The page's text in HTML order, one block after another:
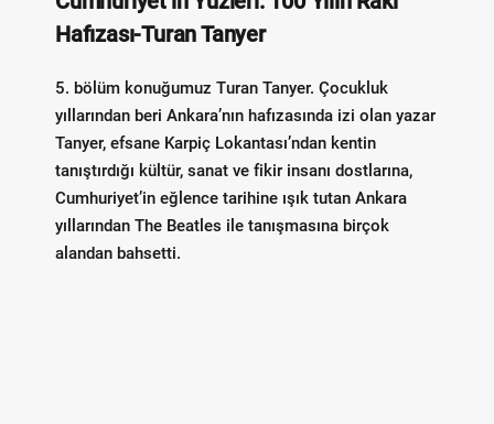
Hafızası-Turan Tanyer
5. bölüm konuğumuz Turan Tanyer. Çocukluk
yıllarından beri Ankara’nın hafızasında izi olan yazar
Tanyer, efsane Karpiç Lokantası’ndan kentin
tanıştırdığı kültür, sanat ve fikir insanı dostlarına,
Cumhuriyet’in eğlence tarihine ışık tutan Ankara
yıllarından The Beatles ile tanışmasına birçok
alandan bahsetti.